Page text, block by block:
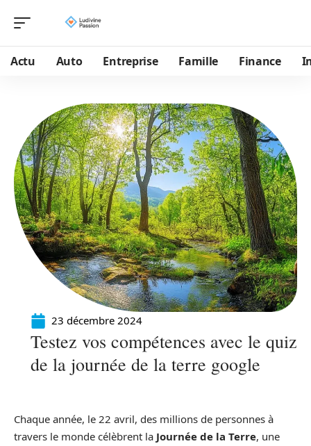
Actu Auto Entreprise Famille Finance
23 décembre 2024
Testez vos compétences avec le quiz
de la journée de la terre google
Chaque année, le 22 avril, des millions de personnes à
travers le monde célèbrent la Journée de la Terre, une